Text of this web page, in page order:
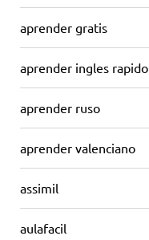
aprender gratis
aprender ingles rapido
aprender ruso
aprender valenciano
assimil
aulafacil